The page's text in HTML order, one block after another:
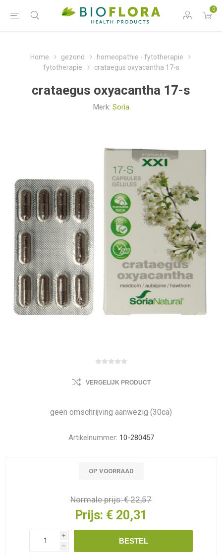
0
Home gezond
homeopathie - fytotherapie
fytotherapie
crataegus oxyacantha 17-s
crataegus oxyacantha 17-s
Merk: Soria
VERGELIJK PRODUCT
geen omschrijving aanwezig (30ca)
Artikelnummer: 10-280457
OP VOORRAAD
Normale prijs:€ 22,57
Prijs: € 20,31
i
h
BESTEL